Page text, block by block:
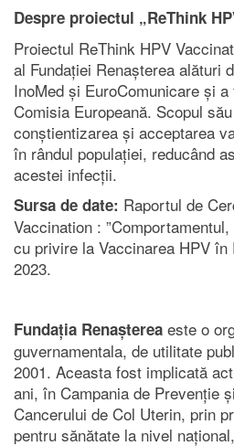
Despre proiectul „ReThink
Proiectul ReThink HPV
al Fundației Renașterea alături
InoMed și EuroComunicare și
Comisia Europeană. Scopul
conștientizarea și acceptarea
în rândul populației, reducând
acestei infecții.
Sursa de date: Raportul de
Vaccination :
cu privire la Vaccinarea HPV în
2023.
Fundația Renașterea este o
guvernamentala, de utilitate
2001. Aceasta fost implicată
ani, în Campania de Prevenție
Cancerului de Col Uterin, prin
pentru sănătate la nivel